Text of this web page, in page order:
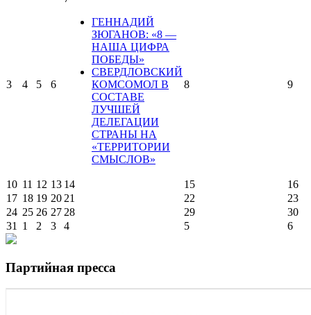
3 4 5 6
ГЕННАДИЙ
ЗЮГАНОВ: «8 —
НАША ЦИФРА
ПОБЕДЫ»
СВЕРДЛОВСКИЙ
КОМСОМОЛ В
СОСТАВЕ
ЛУЧШЕЙ
ДЕЛЕГАЦИИ
СТРАНЫ НА
«ТЕРРИТОРИИ
СМЫСЛОВ»
8 9
10 11 12 13 14 15
16
17 18 19 20 21 22
23
24 25 26 27 28 29
30
31
1 2 3 4 5 6
Партийная пресса